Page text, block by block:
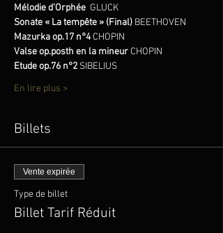
Mélodie d’Orphée GLUCK
Sonate « La tempête » (Final) BEETHOVEN
Mazurka op.17 n°4 CHOPIN
Valse op.posth en la mineur CHOPIN
Etude op.76 n°2 SIBELIUS
En lire plus >
Billets
Vente expirée
Type de billet
Billet Tarif Réduit